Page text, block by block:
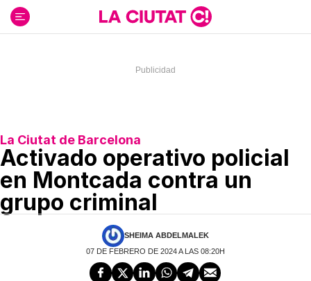
contenido
La Ciutat de Barcelona
Activado operativo policial
en Montcada contra un
grupo criminal
SHEIMA ABDELMALEK
07 DE FEBRERO DE 2024 A LAS 08:20H